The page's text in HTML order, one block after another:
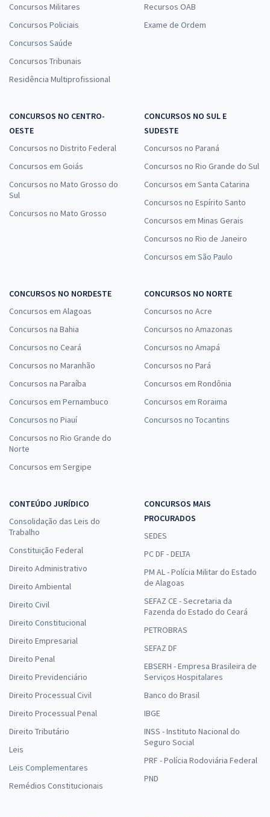
Concursos Militares
Concursos Policiais
Concursos Saúde
Concursos Tribunais
Residência Multiprofissional
Recursos OAB
Exame de Ordem
CONCURSOS NO CENTRO-
OESTE
Concursos no Distrito Federal
Concursos em Goiás
Concursos no Mato Grosso do
Sul
Concursos no Mato Grosso
CONCURSOS NO SUL E
SUDESTE
Concursos no Paraná
Concursos no Rio Grande do Sul
Concursos em Santa Catarina
Concursos no Espírito Santo
Concursos em Minas Gerais
Concursos no Rio de Janeiro
Concursos em São Paulo
CONCURSOS NO NORDESTE
Concursos em Alagoas
Concursos na Bahia
Concursos no Ceará
Concursos no Maranhão
Concursos na Paraíba
Concursos em Pernambuco
Concursos no Piauí
Concursos no Rio Grande do
Norte
Concursos em Sergipe
CONCURSOS NO NORTE
Concursos no Acre
Concursos no Amazonas
Concursos no Amapá
Concursos no Pará
Concursos em Rondônia
Concursos em Roraima
Concursos no Tocantins
CONTEÚDO JURÍDICO
Consolidação das Leis do
Trabalho
Constituição Federal
Direito Administrativo
Direito Ambiental
Direito Civil
Direito Constitucional
Direito Empresarial
Direito Penal
Direito Previdenciário
Direito Processual Civil
Direito Processual Penal
Direito Tributário
Leis
Leis Complementares
Remédios Constitucionais
CONCURSOS MAIS
PROCURADOS
SEDES
PC DF - DELTA
PM AL - Polícia Militar do Estado
de Alagoas
SEFAZ CE - Secretaria da
Fazenda do Estado do Ceará
PETROBRAS
SEFAZ DF
EBSERH - Empresa Brasileira de
Serviços Hospitalares
Banco do Brasil
IBGE
INSS - Instituto Nacional do
Seguro Social
PRF - Polícia Rodoviária Federal
PND